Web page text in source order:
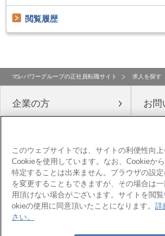
閲覧履歴
マンパワーグループの正社員転職サイト 求人を探す
企業の方 お問
公式ソーシャルメディア
会社概要 このサイトについて
情報セキュリティ基本方針 個人情
このウェブサイトでは、サイトの利便性向
Cookieを使用しています。なお、Cookieか
特定することは出来ません。ブラウザの設
を変更することもできますが、その場合は
用頂けない場合がございます。サイトを閲
okieの使用に同意頂いたことになります。 詳
さい。